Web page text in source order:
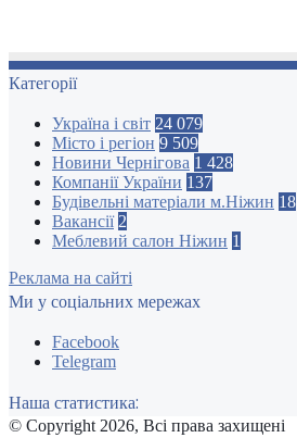
Категорії
Україна і світ 24 079
Місто і регіон 9 509
Новини Чернігова 1 428
Компанії України 137
Будівельні матеріали м.Ніжин 18
Вакансії 2
Меблевий салон Ніжин 1
Реклама на сайті
Ми у соціальних мережах
Facebook
Telegram
Наша статистика:
© Copyright 2026, Всі права захищені